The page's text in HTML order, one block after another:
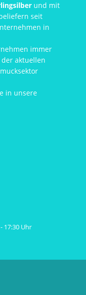
und mit
seit
in
immer
aktuellen
in unsere
17:30 Uhr